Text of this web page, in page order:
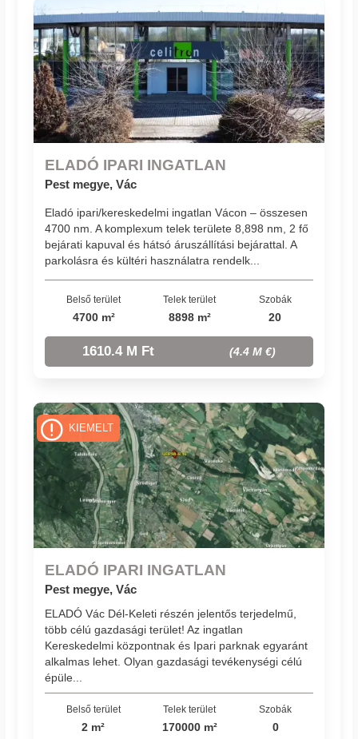
ELADÓ IPARI INGATLAN
Pest megye, Vác
Eladó ipari/kereskedelmi ingatlan Vácon – összesen
4700 nm. A komplexum telek területe 8,898 nm, 2 fő
bejárati kapuval és hátsó áruszállítási bejárattal. A
parkolásra és kültéri használatra rendelk...
Belső terület
4700 m²
Telek terület
8898 m²
Szobák
20
1610.4 M Ft (4.4 M €)
ELADÓ IPARI INGATLAN
Pest megye, Vác
ELADÓ Vác Dél-Keleti részén jelentős terjedelmű,
több célú gazdasági terület! Az ingatlan
Kereskedelmi központnak és Ipari parknak egyaránt
alkalmas lehet. Olyan gazdasági tevékenységi célú
épüle...
Belső terület
2 m²
Telek terület
170000 m²
Szobák
0
KIEMELT